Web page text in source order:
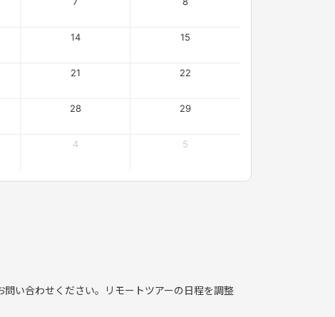
14 15
21 22
28 29
4 5
い合わせください。リモートツアーの日程を調整